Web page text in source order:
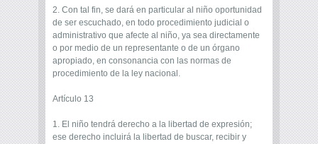
2. Con tal fin, se dará en particular al niño oportunidad
de ser escuchado, en todo procedimiento judicial o
administrativo que afecte al niño, ya sea directamente
o por medio de un representante o de un órgano
apropiado, en consonancia con las normas de
procedimiento de la ley nacional.
Artículo 13
1. El niño tendrá derecho a la libertad de expresión;
ese derecho incluirá la libertad de buscar, recibir y